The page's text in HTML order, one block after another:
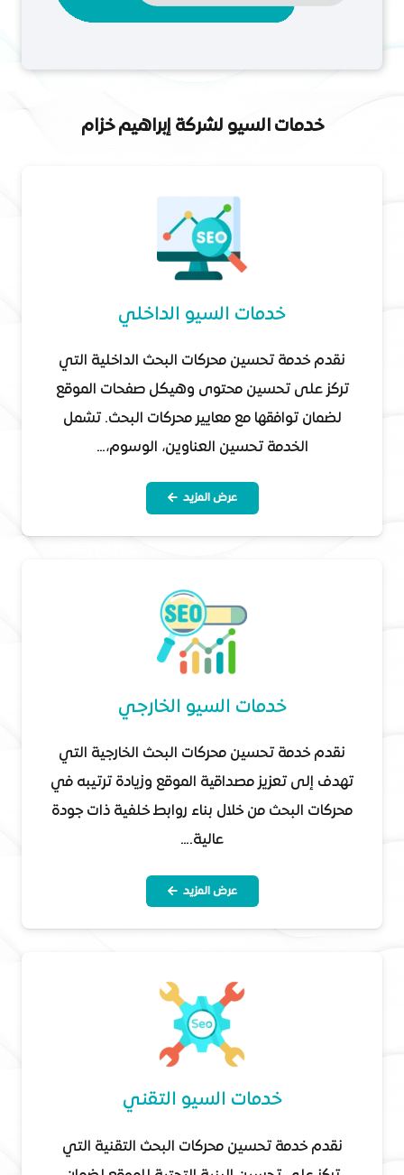
خدمات السيو لشركة إبراهيم خزام
خدمات السيو الداخلي
نقدم خدمة تحسين محركات البحث الداخلية التي
تركز على تحسين محتوى وهيكل صفحات الموقع
لضمان توافقها مع معايير محركات البحث. تشمل
الخدمة تحسين العناوين، الوسوم،…
عرض المزيد
خدمات السيو الخارجي
نقدم خدمة تحسين محركات البحث الخارجية التي
تهدف إلى تعزيز مصداقية الموقع وزيادة ترتيبه في
محركات البحث من خلال بناء روابط خلفية ذات جودة
عالية.…
عرض المزيد
خدمات السيو التقني
نقدم خدمة تحسين محركات البحث التقنية التي